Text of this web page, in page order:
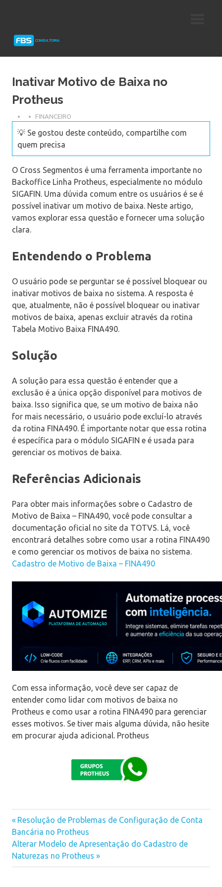
Protheus
Inativar Motivo de Baixa no
Protheus
FINANCEIRO
💡 Se gostou deste conteúdo, compartilhe com
quem precisa
O Cross Segmentos é uma ferramenta importante no
Backoffice Linha Protheus, especialmente no módulo
SIGAFIN. Uma dúvida comum entre os usuários é se é
possível inativar um motivo de baixa. Neste artigo,
vamos explorar essa questão e fornecer uma solução
clara.
Entendendo o Problema
O usuário pode se perguntar se é possível bloquear ou
inativar motivos de baixa no sistema. A resposta é
que, atualmente, não é possível bloquear ou inativar
motivos de baixa, apenas excluir através da rotina
Tabela Motivo Baixa FINA490.
Solução
A solução para essa questão é entender que a
exclusão é a única opção disponível para motivos de
baixa. Isso significa que, se um motivo de baixa não
for mais necessário, o usuário pode excluí-lo através
da rotina FINA490. É importante notar que essa rotina
é específica para o módulo SIGAFIN e é usada para
gerenciar os motivos de baixa.
Referências Adicionais
Para obter mais informações sobre o Cadastro de
Motivo de Baixa – FINA490, você pode consultar a
documentação oficial no site da TOTVS. Lá, você
encontrará detalhes sobre como usar a rotina FINA490
e como gerenciar os motivos de baixa no sistema.
Cadastro de Motivo de Baixa – FINA490
Com essa informação, você deve ser capaz de
entender como lidar com motivos de baixa no
Protheus e como usar a rotina FINA490 para gerenciar
esses motivos. Se tiver mais alguma dúvida, não hesite
em procurar ajuda adicional. Protheus
Navegação
de
Post
Previous
Post:
Resolução de Problemas de Configuração de Conta
Bancária no Protheus
Next
Post:
Alterar Modelo de Apresentação do Cadastro de
Naturezas no Protheus